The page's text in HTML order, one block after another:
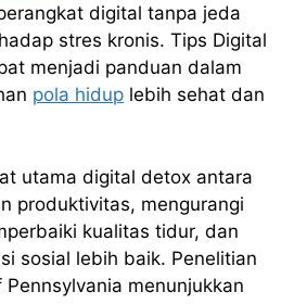
digital tanpa jeda
stres kronis. Tips Digital
menjadi panduan dalam
pola hidup lebih sehat dan
utama digital detox antara
produktivitas, mengurangi
kualitas tidur, dan
sosial lebih baik. Penelitian
menunjukkan